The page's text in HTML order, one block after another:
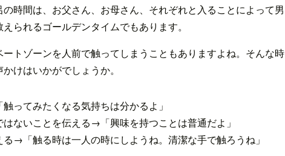
の時間は、お父さん、お母さん、それぞれと入ることによって男
られるゴールデンタイムでもあります。
トゾーンを人前で触ってしまうこともありますよね。そんな時
けはいかがでしょうか。
ってみたくなる気持ちは分かるよ」
はないことを伝える→「興味を持つことは普通だよ」
る→「触る時は一人の時にしようね。清潔な手で触ろうね」